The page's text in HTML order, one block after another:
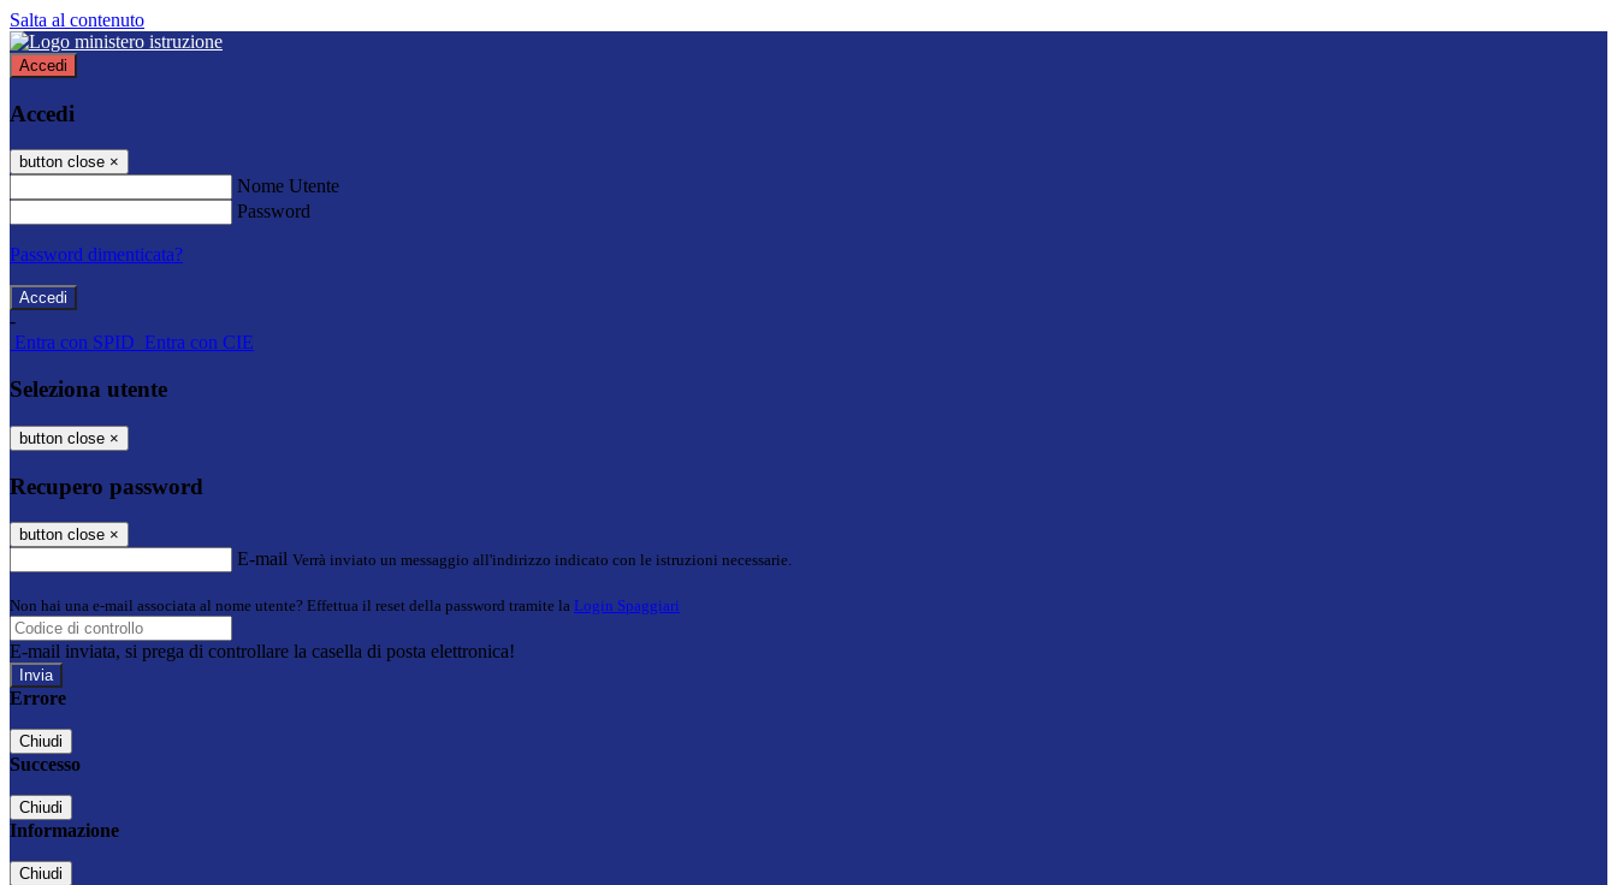
Salta al contenuto
Accedi
Accedi
button close ×
Nome Utente
Password
Password dimenticata?
-
Entra con SPID Entra con CIE
Seleziona utente
button close ×
Recupero password
button close ×
E-mail Verrà inviato un messaggio all'indirizzo indicato con le istruzioni necessarie.
Non hai una e-mail associata al nome utente? Effettua il reset della password tramite la Login Spaggiari
E-mail inviata, si prega di controllare la casella di posta elettronica!
Errore
Chiudi
Successo
Chiudi
Informazione
Chiudi